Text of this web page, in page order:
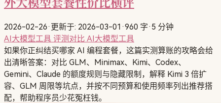
2026-02-26· 更新于: 2026-03-01 ·960 字· 5 分钟
AI大模型工具 评测对比 AI大模型工具
如果你正纠结买哪家 AI 编程套餐，这篇实测算账的攻略会给
出清晰答案：对比 GLM、Minimax、Kimi、Codex、
Gemini、Claude 的额度规则与隐藏限制，解释 Kimi 3 倍扩
容、GLM 周限等坑点，并按不同预算和使用频率列出推荐搭
配，帮助程序员少花冤枉钱。